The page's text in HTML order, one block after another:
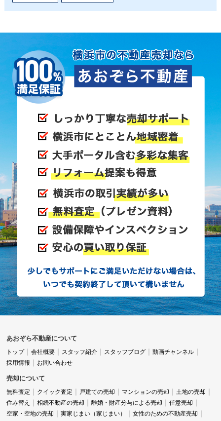
あおぞら不動産について
トップ 会社概要 スタッフ紹介 スタッフブログ
動画チャンネル
採用情報
お問い合わせ
売却について
無料査定 クイック査定 戸建ての売却 マンションの売却
土地の売却
住み替え
相続不動産の売却 離婚・財産分与による売却
任意売却
空家・空地の売却
実家じまい（家じまい） 女性のための不動産売却